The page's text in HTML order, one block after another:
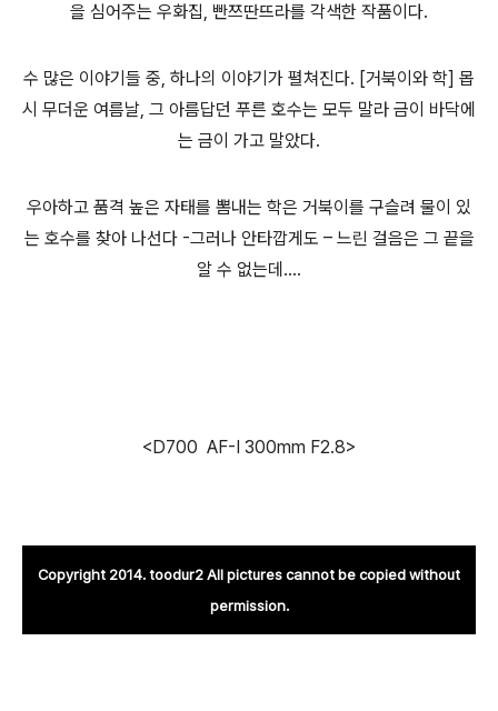
을 심어주는 우화집, 빤쯔딴뜨라를 각색한 작품이다.
수 많은 이야기들 중, 하나의 이야기가 펼쳐진다. [거북이와 학] 몹
시 무더운 여름날, 그 아름답던 푸른 호수는 모두 말라 금이 바닥에
는 금이 가고 말았다.
우아하고 품격 높은 자태를 뽐내는 학은 거북이를 구슬려 물이 있
는 호수를 찾아 나선다 -그러나 안타깝게도 – 느린 걸음은 그 끝을
알 수 없는데….
<D700 AF-I 300mm F2.8>
Copyright 2014. toodur2 All pictures cannot be copied without
permission.